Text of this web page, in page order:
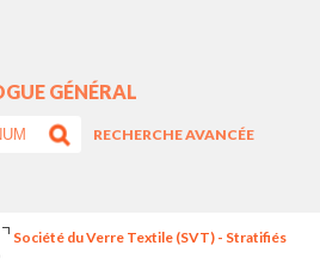
GÉNÉRAL
RECHERCHE AVANCÉE
Société du Verre Textile (SVT) - Stratifiés